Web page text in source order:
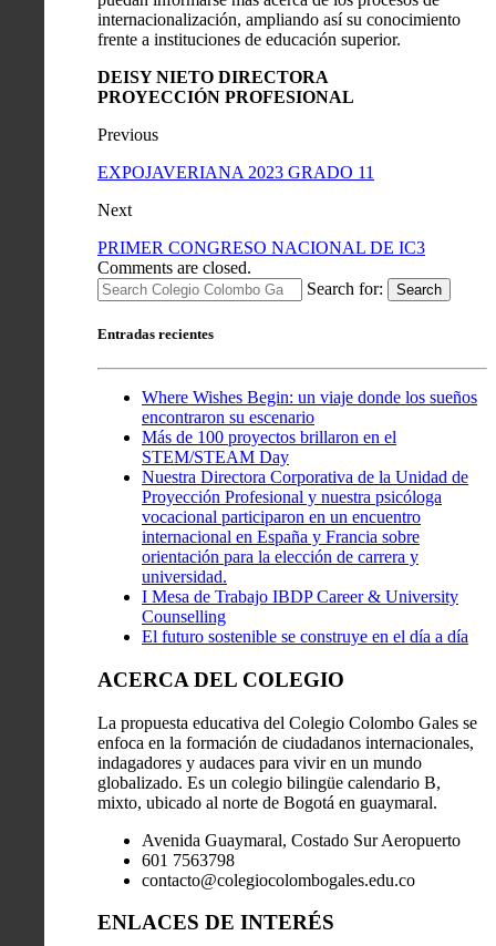
internacionalización, ampliando así su conocimiento
frente a instituciones de educación superior.
DEISY NIETO DIRECTORA
PROYECCIÓN PROFESIONAL
Previous
EXPOJAVERIANA 2023 GRADO 11
Next
PRIMER CONGRESO NACIONAL DE IC3
Comments are closed.
Search for:
Search
Entradas recientes
Where Wishes Begin: un viaje donde los sueños
encontraron su escenario
Más de 100 proyectos brillaron en el
STEM/STEAM Day
Nuestra Directora Corporativa de la Unidad de
Proyección Profesional y nuestra psicóloga
vocacional participaron en un encuentro
internacional en España y Francia sobre
orientación para la elección de carrera y
universidad.
I Mesa de Trabajo IBDP Career & University
Counselling
El futuro sostenible se construye en el día a día
ACERCA DEL COLEGIO
La propuesta educativa del Colegio Colombo Gales se
enfoca en la formación de ciudadanos internacionales,
indagadores y audaces para vivir en un mundo
globalizado. Es un colegio bilingüe calendario B,
mixto, ubicado al norte de Bogotá en guaymaral.
Avenida Guaymaral, Costado Sur Aeropuerto
601 7563798
contacto@colegiocolombogales.edu.co
ENLACES DE INTERÉS